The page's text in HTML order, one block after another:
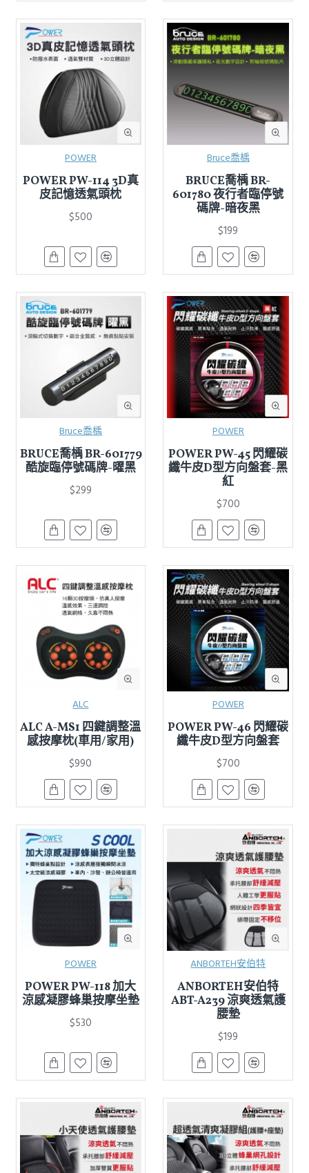
POWER
POWER PW-114 3D真
皮記憶透氣頭枕
$500
Bruce喬楀
BRUCE喬楀 BR-
601780 夜行者臨停號
碼牌-暗夜黑
$199
Bruce喬楀
BRUCE喬楀 BR-601779
酷旋臨停號碼牌-曜黑
$299
POWER
POWER PW-45 閃耀碳
纖牛皮D型方向盤套-黑
紅
$700
ALC
ALC A-MS1 四鍵調整溫
感按摩枕(車用/家用)
$990
POWER
POWER PW-46 閃耀碳
纖牛皮D型方向盤套
$700
POWER
POWER PW-118 加大
涼感凝膠蜂巢按摩坐墊
$530
ANBORTEH安伯特
ANBORTEH安伯特
ABT-A239 涼爽透氣護
腰墊
$199